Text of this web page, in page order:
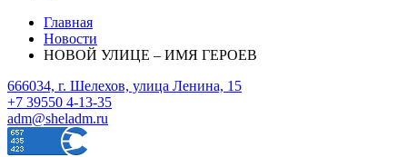
Главная
Новости
НОВОЙ УЛИЦЕ – ИМЯ ГЕРОЕВ
666034, г. Шелехов, улица Ленина, 15
+7 39550 4-13-35
adm@sheladm.ru